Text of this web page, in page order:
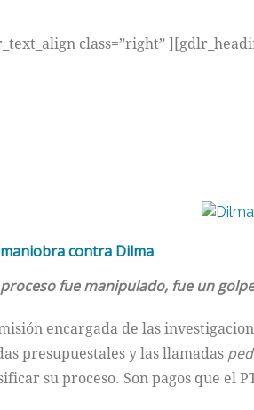
class=”right”
contra Dilma
proceso fue manipulado, fue un
encargada de las
presupuestales y las llamadas
su proceso. Son pagos que el